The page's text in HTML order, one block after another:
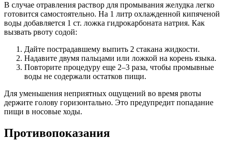
В случае отравления раствор для промывания желудка легко
готовится самостоятельно. На 1 литр охлажденной кипяченой
воды добавляется 1 ст. ложка гидрокарбоната натрия. Как
вызвать рвоту содой:
Дайте пострадавшему выпить 2 стакана жидкости.
Надавите двумя пальцами или ложкой на корень языка.
Повторите процедуру еще 2–3 раза, чтобы промывные
воды не содержали остатков пищи.
Для уменьшения неприятных ощущений во время рвоты
держите голову горизонтально. Это предупредит попадание
пищи в носовые ходы.
Противопоказания